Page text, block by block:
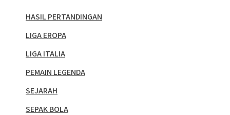
HASIL PERTANDINGAN
LIGA EROPA
LIGA ITALIA
PEMAIN LEGENDA
SEJARAH
SEPAK BOLA